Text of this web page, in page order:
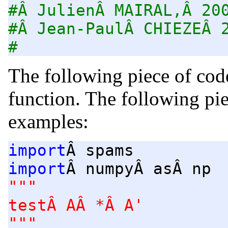
#Â JulienÂ MAIRAL,Â
#Â Jean-PaulÂ
#
The following piece of
function. The following
examples:
importÂ spams
importÂ numpyÂ asÂ np
"""
testÂ AÂ *Â A'
"""